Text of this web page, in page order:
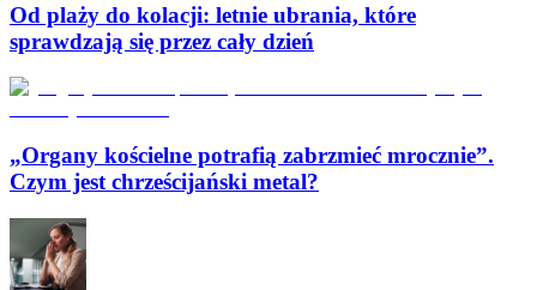
Od plaży do kolacji: letnie ubrania, które
sprawdzają się przez cały dzień
„Organy kościelne potrafią zabrzmieć mrocznie”.
Czym jest chrześcijański metal?